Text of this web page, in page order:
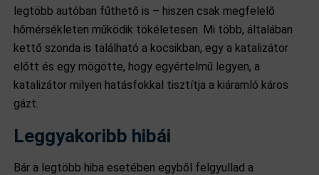
legtöbb autóban fűthető is – hiszen csak megfelelő
hőmérsékleten működik tökéletesen. Mi több, általában
kettő szonda is található a kocsikban, egy a katalizátor
előtt és egy mögötte, hogy egyértelmű legyen, a
katalizátor milyen hatásfokkal tisztítja a kiáramló káros
gázt.
Leggyakoribb hibái
Bár a legtöbb hiba esetében egyből felgyullad a